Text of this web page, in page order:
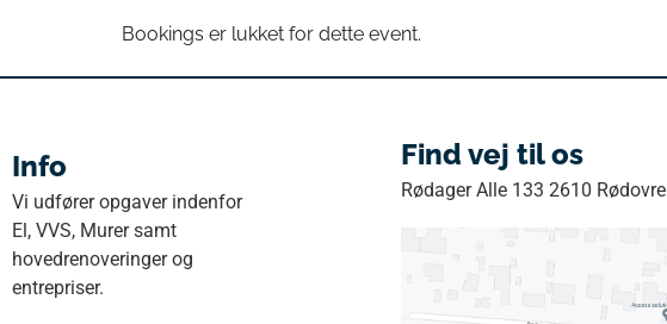
Bookings er lukket for dette event.
Info
Vi udfører opgaver indenfor
El, VVS, Murer samt
hovedrenoveringer og
entrepriser.
Find vej til os
Rødager Alle 133 2610 Rødovre